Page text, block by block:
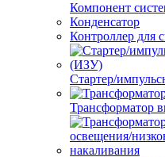
Компонент
Конденсатор
Контроллер для
Стартер/
Трансформатор